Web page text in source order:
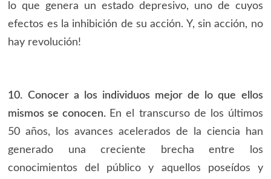
lo que genera un estado depresivo, uno de cuyos
efectos es la inhibición de su acción. Y, sin acción, no
hay revolución!
10. Conocer a los individuos mejor de lo que ellos
mismos se conocen. En el transcurso de los últimos
50 años, los avances acelerados de la ciencia han
generado una creciente brecha entre los
conocimientos del público y aquellos poseídos y